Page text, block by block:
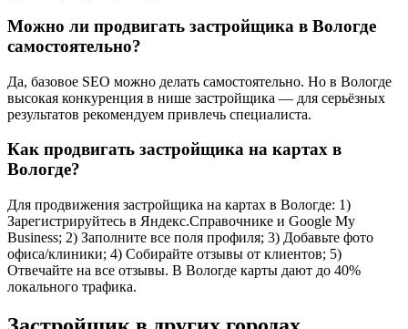
Можно ли продвигать застройщика в Вологде
самостоятельно?
Да, базовое SEO можно делать самостоятельно. Но в Вологде
высокая конкуренция в нише застройщика — для серьёзных
результатов рекомендуем привлечь специалиста.
Как продвигать застройщика на картах в
Вологде?
Для продвижения застройщика на картах в Вологде: 1)
Зарегистрируйтесь в Яндекс.Справочнике и Google My
Business; 2) Заполните все поля профиля; 3) Добавьте фото
офиса/клиники; 4) Собирайте отзывы от клиентов; 5)
Отвечайте на все отзывы. В Вологде карты дают до 40%
локального трафика.